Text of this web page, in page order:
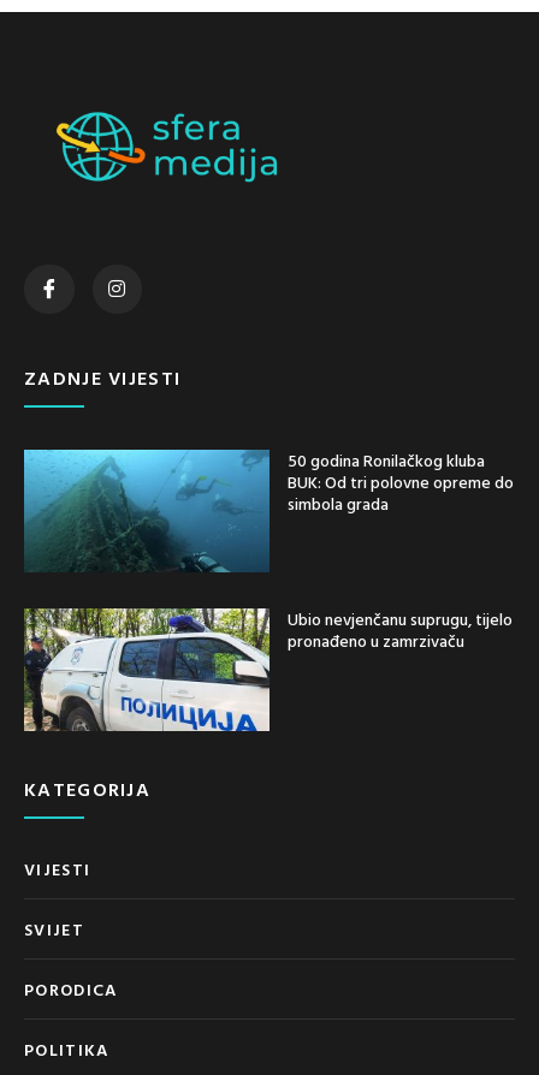
ZADNJE VIJESTI
50 godina Ronilačkog kluba
BUK: Od tri polovne opreme do
simbola grada
Ubio nevjenčanu suprugu, tijelo
pronađeno u zamrzivaču
KATEGORIJA
VIJESTI
SVIJET
PORODICA
POLITIKA